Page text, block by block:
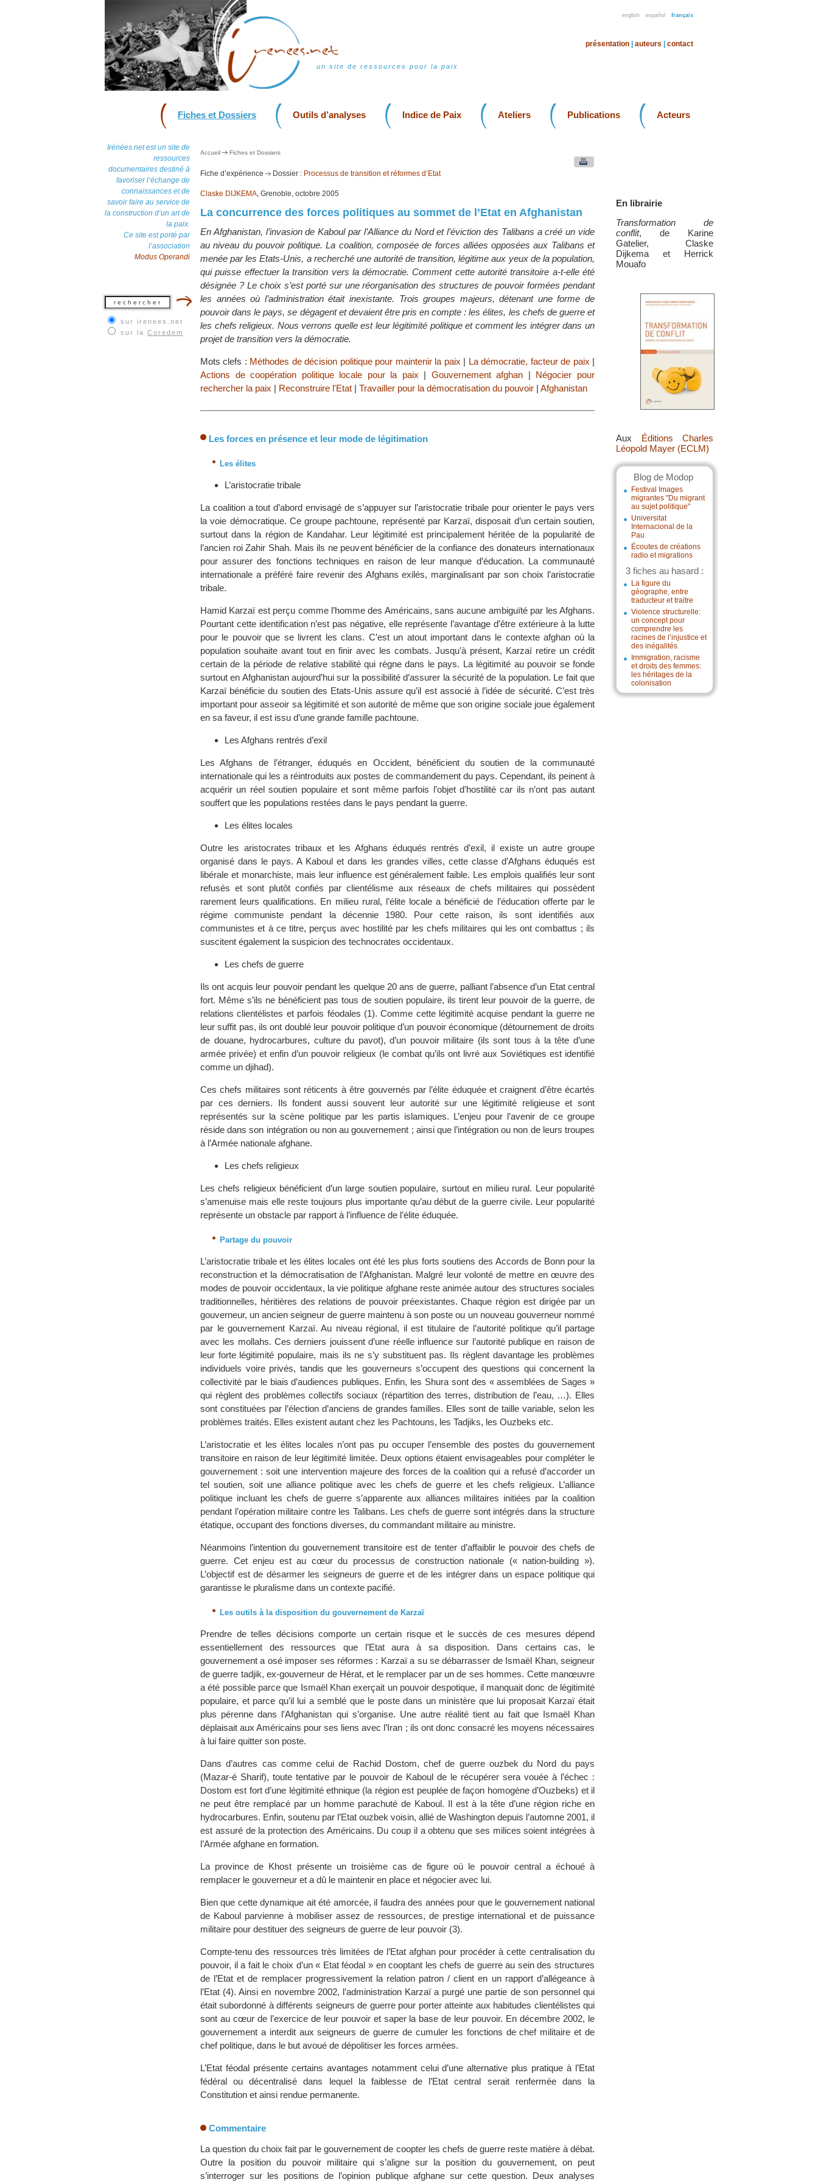
english español français
un site de ressources pour la paix
présentation auteurs contact
Fiches et Dossiers Outils d’analyses Indice de Paix Ateliers Publications Acteurs
Irénées.net est un site de
ressources
documentaires destiné à
favoriser l’échange de
connaissances et de
savoir faire au service de
la construction d’un art de
la paix.
Ce site est porté par
l’association
Modus Operandi
sur irenees.net
sur la Coredem
En librairie
Transformation de
conflit, de Karine
Gatelier, Claske
Dijkema et Herrick
Mouafo
Aux Éditions Charles
Léopold Mayer (ECLM)
Blog de Modop
Festival Images
migrantes "Du migrant
au sujet politique"
Universitat
Internacional de la
Pau
Écoutes de créations
radio et migrations
3 fiches au hasard :
La figure du
géographe, entre
traducteur et traitre
Violence structurelle:
un concept pour
comprendre les
racines de l’injustice et
des inégalités
Immigration, racisme
et droits des femmes:
les héritages de la
colonisation
Accueil Fiches et Dossiers
Fiche d’expérience Dossier : Processus de transition et réformes d’Etat
Claske DIJKEMA, Grenoble, octobre 2005
La concurrence des forces politiques au sommet de l’Etat en Afghanistan
En Afghanistan, l’invasion de Kaboul par l’Alliance du Nord et l’éviction des Talibans a créé un vide
au niveau du pouvoir politique. La coalition, composée de forces alliées opposées aux Talibans et
menée par les Etats-Unis, a recherché une autorité de transition, légitime aux yeux de la population,
qui puisse effectuer la transition vers la démocratie. Comment cette autorité transitoire a-t-elle été
désignée ? Le choix s’est porté sur une réorganisation des structures de pouvoir formées pendant
les années où l’administration était inexistante. Trois groupes majeurs, détenant une forme de
pouvoir dans le pays, se dégagent et devaient être pris en compte : les élites, les chefs de guerre et
les chefs religieux. Nous verrons quelle est leur légitimité politique et comment les intégrer dans un
projet de transition vers la démocratie.
Mots clefs : Méthodes de décision politique pour maintenir la paix | La démocratie, facteur de paix |
Actions de coopération politique locale pour la paix | Gouvernement afghan | Négocier pour
rechercher la paix | Reconstruire l'Etat | Travailler pour la démocratisation du pouvoir | Afghanistan
Les forces en présence et leur mode de légitimation
Les élites
L’aristocratie tribale
La coalition a tout d’abord envisagé de s’appuyer sur l’aristocratie tribale pour orienter le pays vers
la voie démocratique. Ce groupe pachtoune, représenté par Karzaï, disposait d’un certain soutien,
surtout dans la région de Kandahar. Leur légitimité est principalement héritée de la popularité de
l’ancien roi Zahir Shah. Mais ils ne peuvent bénéficier de la confiance des donateurs internationaux
pour assurer des fonctions techniques en raison de leur manque d’éducation. La communauté
internationale a préféré faire revenir des Afghans exilés, marginalisant par son choix l’aristocratie
tribale.
Hamid Karzaï est perçu comme l’homme des Américains, sans aucune ambiguïté par les Afghans.
Pourtant cette identification n’est pas négative, elle représente l’avantage d’être extérieure à la lutte
pour le pouvoir que se livrent les clans. C’est un atout important dans le contexte afghan où la
population souhaite avant tout en finir avec les combats. Jusqu’à présent, Karzaï retire un crédit
certain de la période de relative stabilité qui règne dans le pays. La légitimité au pouvoir se fonde
surtout en Afghanistan aujourd’hui sur la possibilité d’assurer la sécurité de la population. Le fait que
Karzaï bénéficie du soutien des Etats-Unis assure qu’il est associé à l’idée de sécurité. C’est très
important pour asseoir sa légitimité et son autorité de même que son origine sociale joue également
en sa faveur, il est issu d’une grande famille pachtoune.
Les Afghans rentrés d’exil
Les Afghans de l’étranger, éduqués en Occident, bénéficient du soutien de la communauté
internationale qui les a réintroduits aux postes de commandement du pays. Cependant, ils peinent à
acquérir un réel soutien populaire et sont même parfois l’objet d’hostilité car ils n’ont pas autant
souffert que les populations restées dans le pays pendant la guerre.
Les élites locales
Outre les aristocrates tribaux et les Afghans éduqués rentrés d’exil, il existe un autre groupe
organisé dans le pays. A Kaboul et dans les grandes villes, cette classe d’Afghans éduqués est
libérale et monarchiste, mais leur influence est généralement faible. Les emplois qualifiés leur sont
refusés et sont plutôt confiés par clientélisme aux réseaux de chefs militaires qui possèdent
rarement leurs qualifications. En milieu rural, l’élite locale a bénéficié de l’éducation offerte par le
régime communiste pendant la décennie 1980. Pour cette raison, ils sont identifiés aux
communistes et à ce titre, perçus avec hostilité par les chefs militaires qui les ont combattus ; ils
suscitent également la suspicion des technocrates occidentaux.
Les chefs de guerre
Ils ont acquis leur pouvoir pendant les quelque 20 ans de guerre, palliant l’absence d’un Etat central
fort. Même s’ils ne bénéficient pas tous de soutien populaire, ils tirent leur pouvoir de la guerre, de
relations clientélistes et parfois féodales (1). Comme cette légitimité acquise pendant la guerre ne
leur suffit pas, ils ont doublé leur pouvoir politique d’un pouvoir économique (détournement de droits
de douane, hydrocarbures, culture du pavot), d’un pouvoir militaire (ils sont tous à la tête d’une
armée privée) et enfin d’un pouvoir religieux (le combat qu’ils ont livré aux Soviétiques est identifié
comme un djihad).
Ces chefs militaires sont réticents à être gouvernés par l’élite éduquée et craignent d’être écartés
par ces derniers. Ils fondent aussi souvent leur autorité sur une légitimité religieuse et sont
représentés sur la scène politique par les partis islamiques. L’enjeu pour l’avenir de ce groupe
réside dans son intégration ou non au gouvernement ; ainsi que l’intégration ou non de leurs troupes
à l’Armée nationale afghane.
Les chefs religieux
Les chefs religieux bénéficient d’un large soutien populaire, surtout en milieu rural. Leur popularité
s’amenuise mais elle reste toujours plus importante qu’au début de la guerre civile. Leur popularité
représente un obstacle par rapport à l’influence de l’élite éduquée.
Partage du pouvoir
L’aristocratie tribale et les élites locales ont été les plus forts soutiens des Accords de Bonn pour la
reconstruction et la démocratisation de l’Afghanistan. Malgré leur volonté de mettre en œuvre des
modes de pouvoir occidentaux, la vie politique afghane reste animée autour des structures sociales
traditionnelles, héritières des relations de pouvoir préexistantes. Chaque région est dirigée par un
gouverneur, un ancien seigneur de guerre maintenu à son poste ou un nouveau gouverneur nommé
par le gouvernement Karzaï. Au niveau régional, il est titulaire de l’autorité politique qu’il partage
avec les mollahs. Ces derniers jouissent d’une réelle influence sur l’autorité publique en raison de
leur forte légitimité populaire, mais ils ne s’y substituent pas. Ils règlent davantage les problèmes
individuels voire privés, tandis que les gouverneurs s’occupent des questions qui concernent la
collectivité par le biais d’audiences publiques. Enfin, les Shura sont des « assemblées de Sages »
qui règlent des problèmes collectifs sociaux (répartition des terres, distribution de l’eau, …). Elles
sont constituées par l’élection d’anciens de grandes familles. Elles sont de taille variable, selon les
problèmes traités. Elles existent autant chez les Pachtouns, les Tadjiks, les Ouzbeks etc.
L’aristocratie et les élites locales n’ont pas pu occuper l’ensemble des postes du gouvernement
transitoire en raison de leur légitimité limitée. Deux options étaient envisageables pour compléter le
gouvernement : soit une intervention majeure des forces de la coalition qui a refusé d’accorder un
tel soutien, soit une alliance politique avec les chefs de guerre et les chefs religieux. L’alliance
politique incluant les chefs de guerre s’apparente aux alliances militaires initiées par la coalition
pendant l’opération militaire contre les Talibans. Les chefs de guerre sont intégrés dans la structure
étatique, occupant des fonctions diverses, du commandant militaire au ministre.
Néanmoins l’intention du gouvernement transitoire est de tenter d’affaiblir le pouvoir des chefs de
guerre. Cet enjeu est au cœur du processus de construction nationale (« nation-building »).
L’objectif est de désarmer les seigneurs de guerre et de les intégrer dans un espace politique qui
garantisse le pluralisme dans un contexte pacifié.
Les outils à la disposition du gouvernement de Karzaï
Prendre de telles décisions comporte un certain risque et le succès de ces mesures dépend
essentiellement des ressources que l’Etat aura à sa disposition. Dans certains cas, le
gouvernement a osé imposer ses réformes : Karzaï a su se débarrasser de Ismaël Khan, seigneur
de guerre tadjik, ex-gouverneur de Hérat, et le remplacer par un de ses hommes. Cette manœuvre
a été possible parce que Ismaël Khan exerçait un pouvoir despotique, il manquait donc de légitimité
populaire, et parce qu’il lui a semblé que le poste dans un ministère que lui proposait Karzaï était
plus pérenne dans l’Afghanistan qui s’organise. Une autre réalité tient au fait que Ismaël Khan
déplaisait aux Américains pour ses liens avec l’Iran ; ils ont donc consacré les moyens nécessaires
à lui faire quitter son poste.
Dans d’autres cas comme celui de Rachid Dostom, chef de guerre ouzbek du Nord du pays
(Mazar-é Sharif), toute tentative par le pouvoir de Kaboul de le récupérer sera vouée à l’échec :
Dostom est fort d’une légitimité ethnique (la région est peuplée de façon homogène d’Ouzbeks) et il
ne peut être remplacé par un homme parachuté de Kaboul. Il est à la tête d’une région riche en
hydrocarbures. Enfin, soutenu par l’Etat ouzbek voisin, allié de Washington depuis l’automne 2001, il
est assuré de la protection des Américains. Du coup il a obtenu que ses milices soient intégrées à
l’Armée afghane en formation.
La province de Khost présente un troisième cas de figure où le pouvoir central a échoué à
remplacer le gouverneur et a dû le maintenir en place et négocier avec lui.
Bien que cette dynamique ait été amorcée, il faudra des années pour que le gouvernement national
de Kaboul parvienne à mobiliser assez de ressources, de prestige international et de puissance
militaire pour destituer des seigneurs de guerre de leur pouvoir (3).
Compte-tenu des ressources très limitées de l’Etat afghan pour procéder à cette centralisation du
pouvoir, il a fait le choix d’un « Etat féodal » en cooptant les chefs de guerre au sein des structures
de l’Etat et de remplacer progressivement la relation patron / client en un rapport d’allégeance à
l’Etat (4). Ainsi en novembre 2002, l’administration Karzaï a purgé une partie de son personnel qui
était subordonné à différents seigneurs de guerre pour porter atteinte aux habitudes clientélistes qui
sont au cœur de l’exercice de leur pouvoir et saper la base de leur pouvoir. En décembre 2002, le
gouvernement a interdit aux seigneurs de guerre de cumuler les fonctions de chef militaire et de
chef politique, dans le but avoué de dépolitiser les forces armées.
L’Etat féodal présente certains avantages notamment celui d’une alternative plus pratique à l’Etat
fédéral ou décentralisé dans lequel la faiblesse de l’Etat central serait renfermée dans la
Constitution et ainsi rendue permanente.
Commentaire
La question du choix fait par le gouvernement de coopter les chefs de guerre reste matière à débat.
Outre la position du pouvoir militaire qui s’aligne sur la position du gouvernement, on peut
s’interroger sur les positions de l’opinion publique afghane sur cette question. Deux analyses